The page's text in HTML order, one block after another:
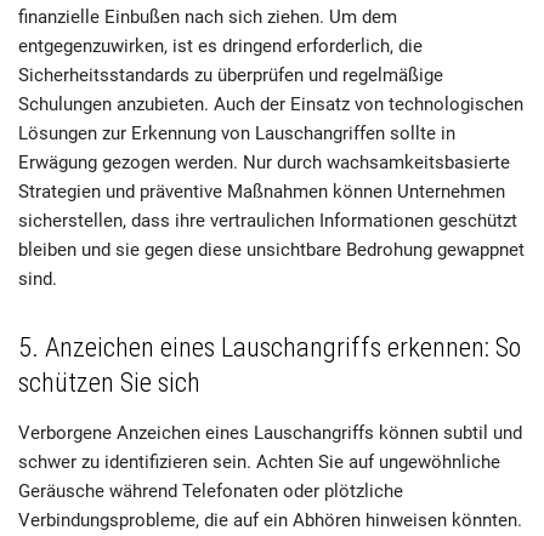
finanzielle Einbußen nach sich ziehen. Um dem
entgegenzuwirken, ist es dringend erforderlich, die
Sicherheitsstandards zu überprüfen und regelmäßige
Schulungen anzubieten. Auch der Einsatz von technologischen
Lösungen zur Erkennung von Lauschangriffen sollte in
Erwägung gezogen werden. Nur durch wachsamkeitsbasierte
Strategien und präventive Maßnahmen können Unternehmen
sicherstellen, dass ihre vertraulichen Informationen geschützt
bleiben und sie gegen diese unsichtbare Bedrohung gewappnet
sind.
5. Anzeichen eines Lauschangriffs erkennen: So
schützen Sie sich
Verborgene Anzeichen eines Lauschangriffs können subtil und
schwer zu identifizieren sein. Achten Sie auf ungewöhnliche
Geräusche während Telefonaten oder plötzliche
Verbindungsprobleme, die auf ein Abhören hinweisen könnten.